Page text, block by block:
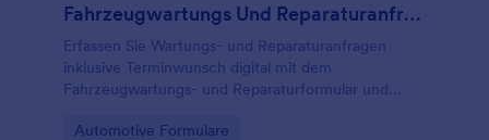
Fahrzeugwartungs Und Reparaturanfrage Formular
Erfassen Sie Wartungs- und Reparaturanfragen
inklusive Terminwunsch digital mit dem
Fahrzeugwartungs- und Reparaturformular und
Datenerfassung mit Jotform.
Go to Category:
Automotive Formulare